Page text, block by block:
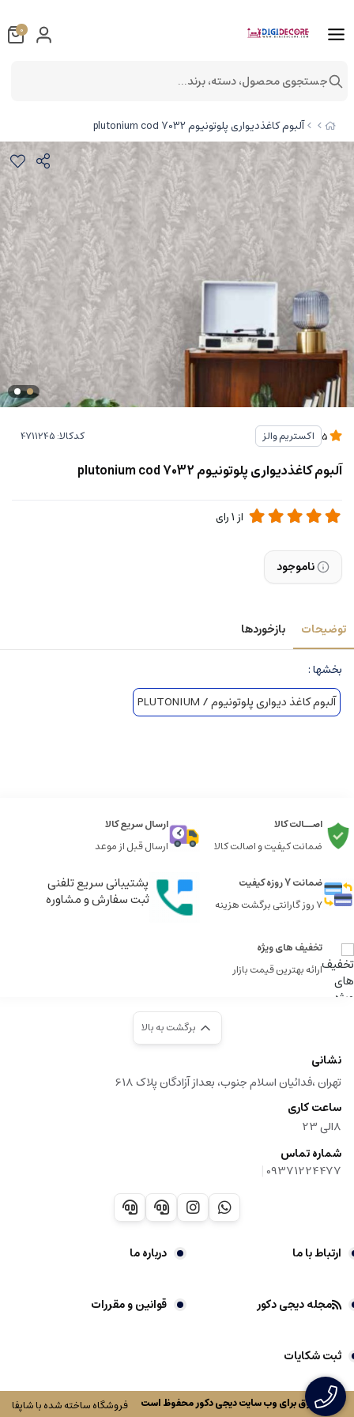
آلبوم کاغذدیواری پلوتونیوم plutonium cod 7032
اکستریم والز کدکالا:
آلبوم کاغذدیواری پلوتونیوم plutonium cod 7032
از 1رای
ناموجود
توضیحات بازخوردها
بخشها :
آلبوم کاغذ دیواری پلوتونیوم / PLUTONIUM
اصــالت کالا
ضمانت کیفیت و اصالت کالا
ارسال سریع کالا
ارسال قبل از موعد
ضمانت 7 روزه کیفیت
7 روز گارانتی برگشت هزینه
پشتیبانی سریع تلفنی
ثبت سفارش و مشاوره
تخفیف های ویژه
ارائه بهترین قیمت بازار
برگشت به بالا
نشانی
تهران ،فدائیان اسلام جنوب، بعداز آزادگان پلاک 618
ساعت کاری
8الی 23
شماره تماس
09371224477
|
ارتباط با ما درباره ما
مجله دیجی دکور قوانین و مقررات
ثبت شکایات
کلیه حقوق برای وب سایتدیجی دکورمحفوظ است فروشگاه ساخته شده با شاپفا
0
جستجوی محصول، دسته، برند...